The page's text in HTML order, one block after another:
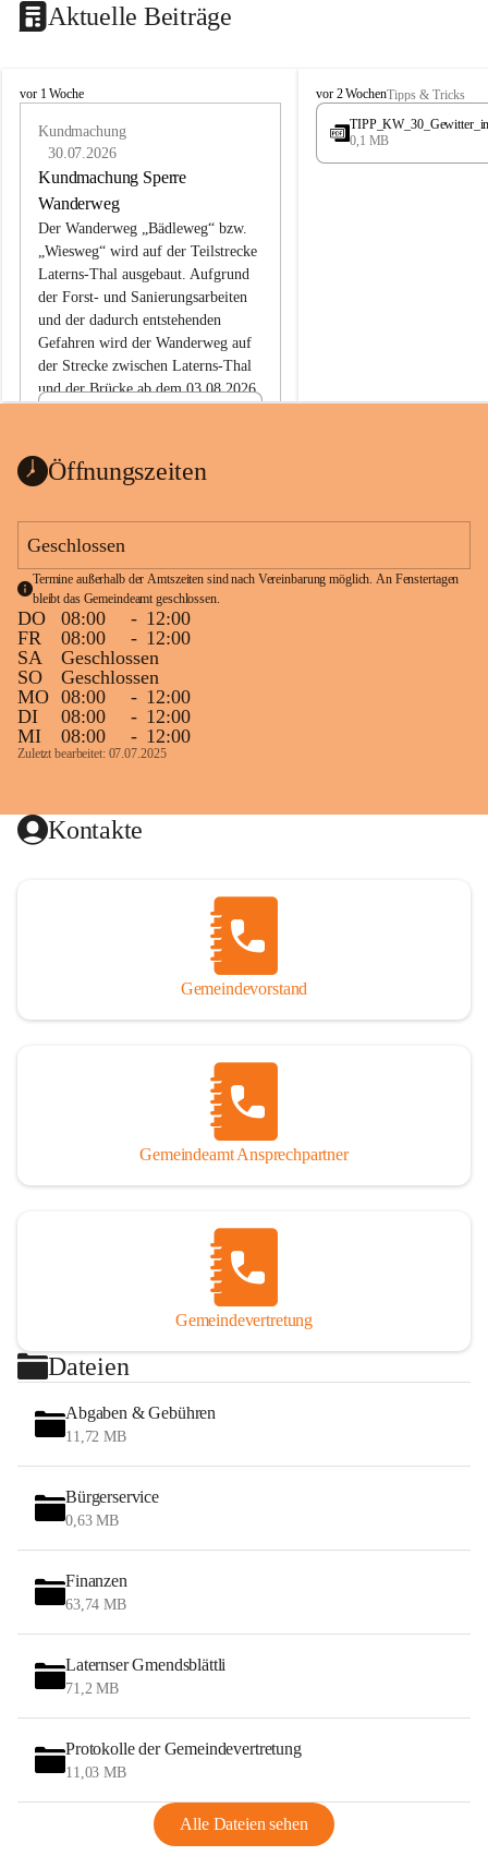
Aktuelle Beiträge
L
vor 1 Woche
Kundmachung
30.07.2026
Kundmachung Sperre
Wanderweg
Der Wanderweg „Bädleweg“ bzw.
„Wiesweg“ wird auf der Teilstrecke
Laterns-Thal ausgebaut. Aufgrund
der Forst- und Sanierungsarbeiten
und der dadurch entstehenden
Gefahren wird der Wanderweg auf
der Strecke zwischen Laterns-Thal
und der Brücke ab dem 03.08.2026
ht
1 Seite•0,1 MB
L
a
e
vor 2 WochenTipps & Tricks
0,1 MB
Öffnungszeiten
Geschlossen
Termine außerhalb der Amtszeiten sind nach Vereinbarung möglich. An Fenstertagen
bleibt das Gemeindeamt geschlossen.
DO 08:00 - 12:00
FR
08:00 - 12:00
SA
Geschlossen
SO
Geschlossen
MO 08:00 - 12:00
DI
08:00 - 12:00
MI
08:00 - 12:00
Zuletzt bearbeitet: 07.07.2025
Kontakte
Gemeindevorstand
Gemeindeamt Ansprechpartner
Gemeindevertretung
Dateien
Abgaben & Gebühren
11,72 MB
Bürgerservice
0,63 MB
Finanzen
63,74 MB
Laternser Gmendsblättli
71,2 MB
Protokolle der Gemeindevertretung
11,03 MB
Alle Dateien sehen